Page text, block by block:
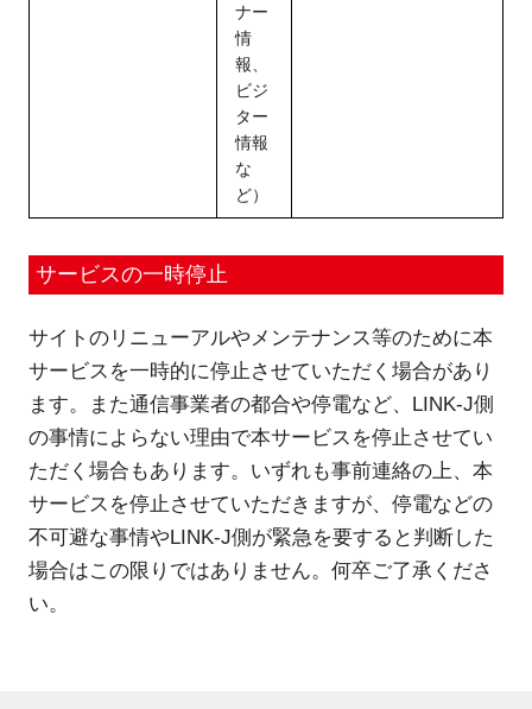
ナー
情
報、
ビジ
ター
情報
な
ど）
サービスの一時停止
サイトのリニューアルやメンテナンス等のために本
サービスを一時的に停止させていただく場合があり
ます。また通信事業者の都合や停電など、LINK-J側
の事情によらない理由で本サービスを停止させてい
ただく場合もあります。いずれも事前連絡の上、本
サービスを停止させていただきますが、停電などの
不可避な事情やLINK-J側が緊急を要すると判断した
場合はこの限りではありません。何卒ご了承くださ
い。